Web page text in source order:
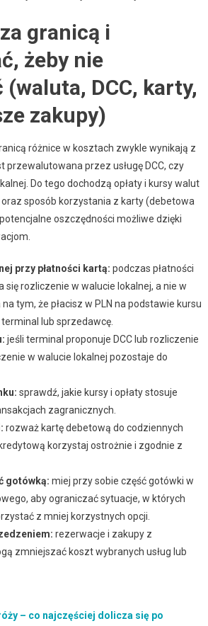
granicą i
żeby nie
(waluta, DCC, karty,
zakupy)
różnice w kosztach zwykle wynikają z
przewalutowana przez usługę DCC, czy
Do tego dochodzą opłaty i kursy walut
sposób korzystania z karty (debetowa
oszczędności możliwe dzięki
przy płatności kartą: podczas płatności
się rozliczenie w walucie lokalnej, a nie w
na tym, że płacisz w PLN na podstawie kursu
lub sprzedawcę.
jeśli terminal proponuje DCC lub rozliczenie
w walucie lokalnej pozostaje do
sprawdź, jakie kursy i opłaty stosuje
zagranicznych.
rozważ kartę debetową do codziennych
korzystaj ostrożnie i zgodnie z
gotówką: miej przy sobie część gotówki w
aby ograniczać sytuacje, w których
z mniej korzystnych opcji.
rezerwacje i zakupy z
zmniejszać koszt wybranych usług lub
– co najczęściej dolicza się po